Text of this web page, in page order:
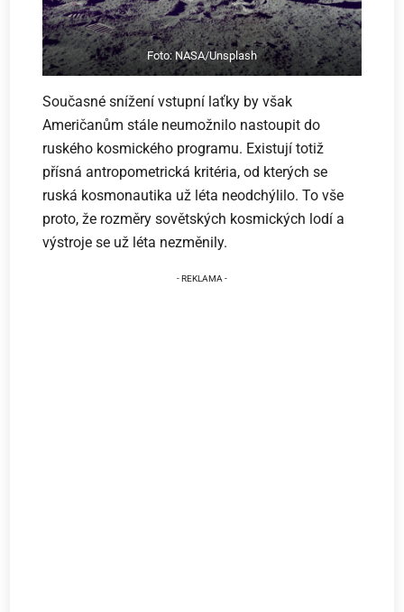
Foto: NASA/Unsplash
Současné snížení vstupní laťky by však
Američanům stále neumožnilo nastoupit do
ruského kosmického programu. Existují totiž
přísná antropometrická kritéria, od kterých se
ruská kosmonautika už léta neodchýlilo. To vše
proto, že rozměry sovětských kosmických lodí a
výstroje se už léta nezměnily.